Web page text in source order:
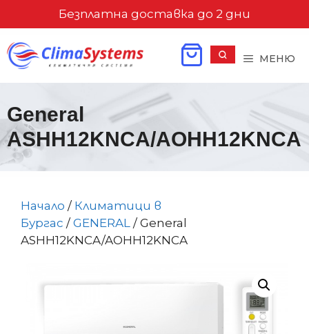
съдържанието
Безплатна доставка до 2 дни
МЕНЮ
General
ASHH12KNCA/AOHH12KNCA
Начало / Климатици в
Бургас /GENERAL / General
ASHH12KNCA/AOHH12KNCA